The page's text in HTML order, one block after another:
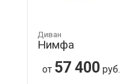
Диван
Нимфа
от 57 400 руб.